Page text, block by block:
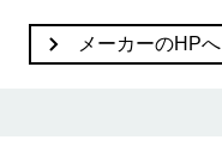
メーカーのHPへ